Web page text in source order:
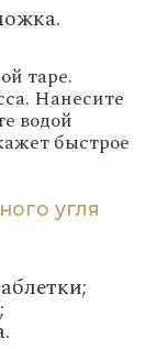
таре.
Нанесите
водой
быстрое
угля